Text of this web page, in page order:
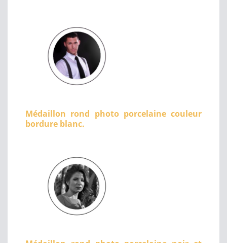
Médaillon rond photo porcelaine couleur
bordure blanc.